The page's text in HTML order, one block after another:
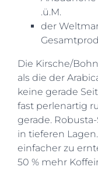
.ü.M.
der
Die Kirsche/
als die der
keine gerade
fast perlenartig
gerade.
in tieferen
einfacher zu
50 % mehr